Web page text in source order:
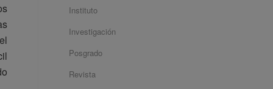
Instituto
Investigación
Posgrado
Revista